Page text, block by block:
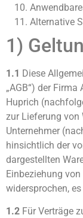
Alternative
1)
1.1 Diese
„AGB“) der
Huprich
zur Lieferung von
Unternehmer
hinsichtlich der
dargestellten
Einbeziehung
widersprochen,
1.2 Für Verträge